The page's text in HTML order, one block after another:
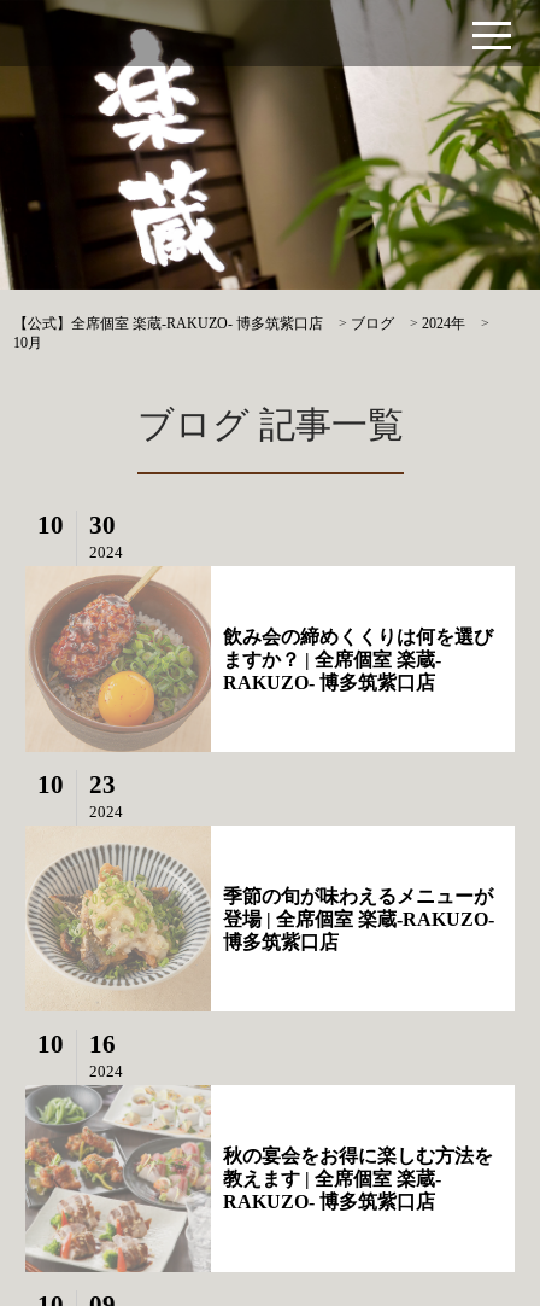
【公式】全席個室 楽蔵‐RAKUZO‐ 博多筑紫口店 > ブログ >2024年
>
10月
ブログ 記事一覧
10 30
2024
飲み会の締めくくりは何を選び
ますか？ | 全席個室 楽蔵‐
RAKUZO‐ 博多筑紫口店
10 23
2024
季節の旬が味わえるメニューが
登場 | 全席個室 楽蔵‐RAKUZO‐
博多筑紫口店
10 16
2024
秋の宴会をお得に楽しむ方法を
教えます | 全席個室 楽蔵‐
RAKUZO‐ 博多筑紫口店